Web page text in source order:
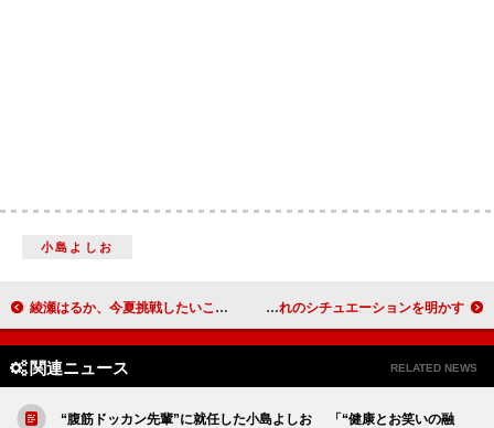
小島よしお
綾瀬はるか、今夏挑戦したいことは「ぬか漬け」 桃井かおりからの“ラブレター”に大喜び 足立梨花「日焼けしている人がいい」 恋人募集し憧れのシチュエーションを明かす
関連ニュース RELATED NEWS
“腹筋ドッカン先輩”に就任した小島よしお 「“健康とお笑いの融